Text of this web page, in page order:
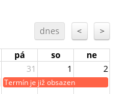
dnes < >
pá so
ne
31 1 2
Termín je již obsazen